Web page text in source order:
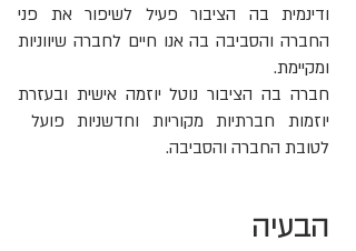
ודינמית בה הציבור פעיל לשיפור את פני
החברה והסביבה בה אנו חיים לחברה שיווניות
ומקיימת.
חברה בה הציבור נוטל יוזמה אישית ובעזרת
יוזמות חברתיות מקוריות וחדשניות פועל
לטובת החברה והסביבה.
הבעיה